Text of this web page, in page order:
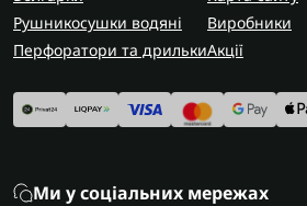
Рушникосушки водяні
Перфоратори та дрильки
Виробники
Акції
Ми у соціальних мережах